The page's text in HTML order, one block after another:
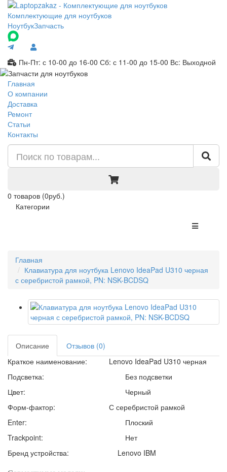
Комплектующие для ноутбуков
НоутбукЗапчасть
Пн-Пт: с 10-00 до 16-00 Сб: с 11-00 до 15-00 Вс: Выходной
Главная
О компании
Доставка
Ремонт
Статьи
Контакты
0 товаров (0руб.)
Категории
Главная
Клавиатура для ноутбука Lenovo IdeaPad U310 черная
с серебристой рамкой, PN: NSK-BCDSQ
Описание
Отзывов (0)
Краткое наименование:
Lenovo IdeaPad U310 черная
Подсветка:
Без подсветки
Цвет:
Черный
Форм-фактор:
С серебристой рамкой
Enter:
Плоский
Trackpoint:
Нет
Бренд устройства: Lenovo IBM